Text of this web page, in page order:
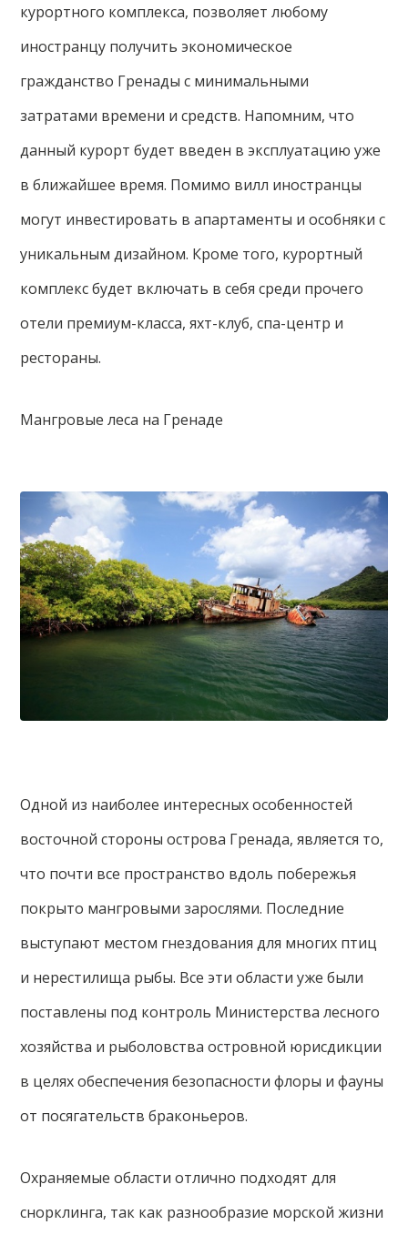
курортного комплекса, позволяет любому
иностранцу получить экономическое
гражданство Гренады с минимальными
затратами времени и средств. Напомним, что
данный курорт будет введен в эксплуатацию уже
в ближайшее время. Помимо вилл иностранцы
могут инвестировать в апартаменты и особняки с
уникальным дизайном. Кроме того, курортный
комплекс будет включать в себя среди прочего
отели премиум-класса, яхт-клуб, спа-центр и
рестораны.
Мангровые леса на Гренаде
Одной из наиболее интересных особенностей
восточной стороны острова Гренада, является то,
что почти все пространство вдоль побережья
покрыто мангровыми зарослями. Последние
выступают местом гнездования для многих птиц
и нерестилища рыбы. Все эти области уже были
поставлены под контроль Министерства лесного
хозяйства и рыболовства островной юрисдикции
в целях обеспечения безопасности флоры и фауны
от посягательств браконьеров.
Охраняемые области отлично подходят для
снорклинга, так как разнообразие морской жизни